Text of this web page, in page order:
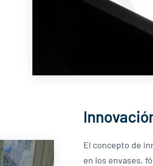
El concepto de
en los envases,